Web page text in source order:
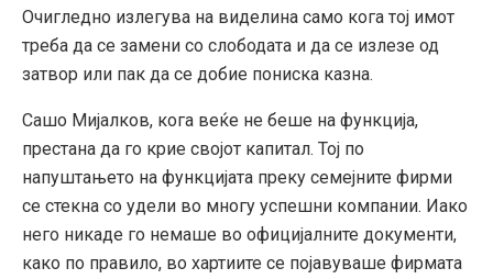
Очигледно излегува на виделина само кога тој имот
треба да се замени со слободата и да се излезе од
затвор или пак да се добие пониска казна.
Сашо Мијалков, кога веќе не беше на функција,
престана да го крие својот капитал. Тој по
напуштањето на функцијата преку семејните фирми
се стекна со удели во многу успешни компании. Иако
него никаде го немаше во официјалните документи,
како по правило, во хартиите се појавуваше фирмата